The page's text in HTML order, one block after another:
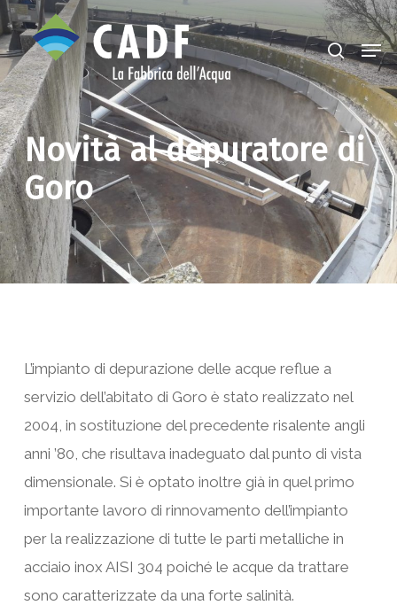
Skip
to
main
content
search
Novità al depuratore di
Goro
L’impianto di depurazione delle acque reflue a
servizio dell’abitato di Goro è stato realizzato nel
2004, in sostituzione del precedente risalente angli
anni ’80, che risultava inadeguato dal punto di vista
dimensionale. Si è optato inoltre già in quel primo
importante lavoro di rinnovamento dell’impianto
per la realizzazione di tutte le parti metalliche in
acciaio inox AISI 304 poiché le acque da trattare
sono caratterizzate da una forte salinità.
Close
Menu